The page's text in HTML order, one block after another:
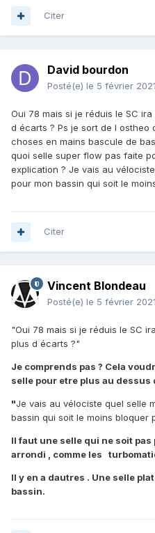
Citer
David bourdon
Posté(e) le 5 février 2021
Oui 78 mais si je réduis le SC
d écarts ? Ps je sort de l ostheo
choses en mains bascule de
quoi selle super flow pas faite
explication ? Je vais au
pour mon bassin qui soit le
Citer
Vincent Blondeau
Posté(e) le 5 février 2021
"Oui 78 mais si je réduis le SC
plus d écarts ?"
Je comprends pas ? Cela
selle pour etre plus au dessus
"Je vais au vélociste quel selle
bassin qui soit le moins bloquer
Il faut une selle qui ne soit
arrondi , comme les
Il y en a dautres . Une selle
bassin.